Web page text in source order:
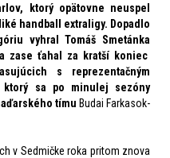
, ktorý opätovne neuspel
handball extraligy. Dopadlo
vyhralTomáš Smetánka
zase ťahal za kratší koniec
s reprezentačným
ktorý sa po minulej sezóny
tímu Budai Farkasok-
v Sedmičke roka pritom znova